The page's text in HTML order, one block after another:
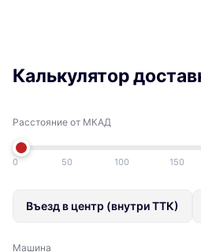
Калькулятор
Расстояние от МКАД
0 50 100 150
Въезд в центр (внутри ТТК)
Машина